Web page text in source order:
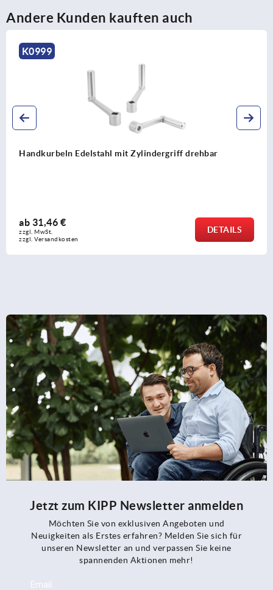
Andere Kunden kauften auch
K0684
Handkurbeln gekröpft ähnlich DIN 468
ab 11,99 €
zzgl. MwSt.
zzgl. Versandkosten
DETAILS
Jetzt zum KIPP Newsletter anmelden
Möchten Sie von exklusiven Angeboten und
Neuigkeiten als Erstes erfahren? Melden Sie sich für
unseren Newsletter an und verpassen Sie keine
spannenden Aktionen mehr!